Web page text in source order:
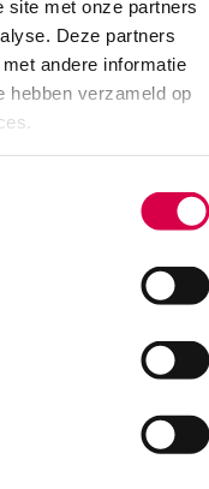
site met onze partners
Deze partners
andere informatie
hebben verzameld op